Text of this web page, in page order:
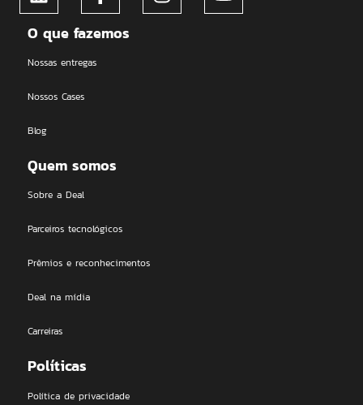
O que fazemos
Nossas entregas
Nossos Cases
Blog
Quem somos
Sobre a Deal
Parceiros tecnológicos
Prêmios e reconhecimentos
Deal na mídia
Carreiras
Políticas
Política de privacidade